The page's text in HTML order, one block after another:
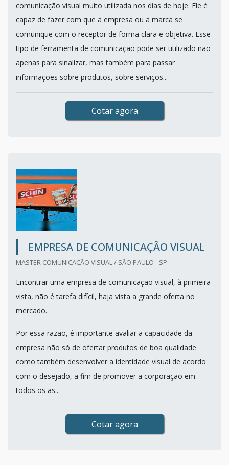
comunicação visual muito utilizada nos dias de hoje. Ele é
capaz de fazer com que a empresa ou a marca se
comunique com o receptor de forma clara e objetiva. Esse
tipo de ferramenta de comunicação pode ser utilizado não
apenas para sinalizar, mas também para passar
informações sobre produtos, sobre serviços...
Cotar agora
EMPRESA DE COMUNICAÇÃO VISUAL
MASTER COMUNICAÇÃO VISUAL / SÃO PAULO - SP
Encontrar uma empresa de comunicação visual, à primeira
vista, não é tarefa difícil, haja vista a grande oferta no
mercado.
Por essa razão, é importante avaliar a capacidade da
empresa não só de ofertar produtos de boa qualidade
como também desenvolver a identidade visual de acordo
com o desejado, a fim de promover a corporação em
todos os as...
Cotar agora